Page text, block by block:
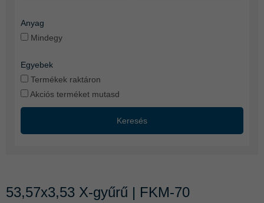
Anyag
Mindegy
Egyebek
Termékek raktáron
Akciós terméket mutasd
Keresés
53,57x3,53 X-gyűrű | FKM-70